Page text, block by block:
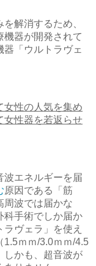
解消するため、
機器が開発されて
「ウルトラヴェ
女性の人気を集め
女性器を若返らせ
波エネルギーを届
原因である「筋
周波では届かな
科手術でしか届か
ヴェラ」を使え
1.5ｍｍ/3.0ｍｍ/4.5
しかも、超音波が